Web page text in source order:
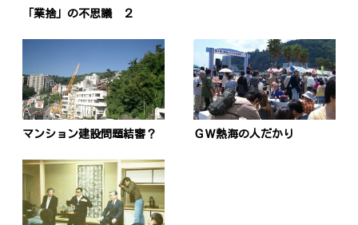
「業捨」の不思議 ２
マンション建設問題結審？ ＧＷ熱海の人だかり